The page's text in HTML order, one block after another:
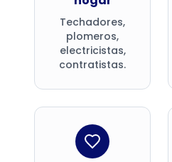
Techadores,
plomeros,
electricistas,
contratistas.